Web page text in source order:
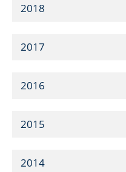
2018
2017
2016
2015
2014